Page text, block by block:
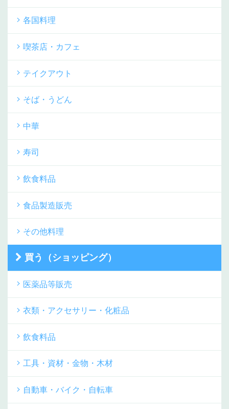
各国料理
喫茶店・カフェ
テイクアウト
そば・うどん
中華
寿司
飲食料品
食品製造販売
その他料理
買う（ショッピング）
医薬品等販売
衣類・アクセサリー・化粧品
飲食料品
工具・資材・金物・木材
自動車・バイク・自転車